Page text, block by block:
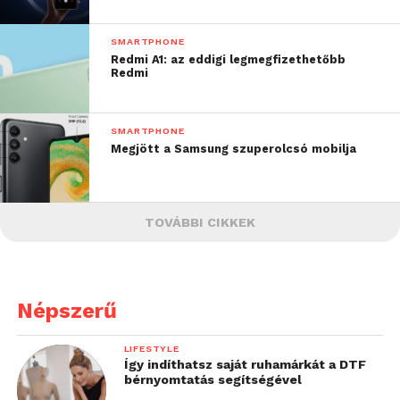
SMARTPHONE
Redmi A1: az eddigi legmegfizethetőbb
Redmi
SMARTPHONE
Megjött a Samsung szuperolcsó mobilja
TOVÁBBI CIKKEK
Népszerű
LIFESTYLE
Így indíthatsz saját ruhamárkát a DTF
bérnyomtatás segítségével